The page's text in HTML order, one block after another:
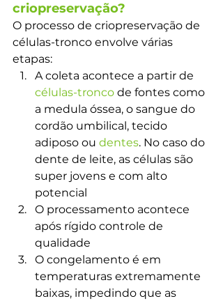
criopreservação?
O processo de criopreservação de
células-tronco envolve várias
etapas:
A coleta acontece a partir de
células-tronco de fontes como
a medula óssea, o sangue do
cordão umbilical, tecido
adiposo ou dentes. No caso do
dente de leite, as células são
super jovens e com alto
potencial
O processamento acontece
após rígido controle de
qualidade
O congelamento é em
temperaturas extremamente
baixas, impedindo que as